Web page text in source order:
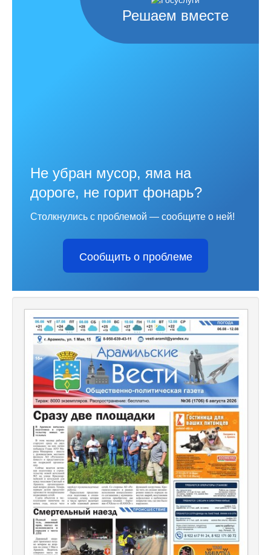
Решаем вместе
Не убран мусор, яма на
дороге, не горит фонарь?
Столкнулись с проблемой — сообщите о ней!
Сообщить о проблеме